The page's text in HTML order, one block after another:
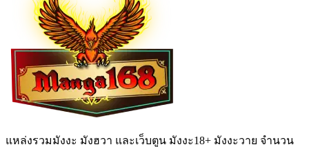
แหล่งรวมมังงะ มังฮวา และเว็บตูน มังงะ18+ มังงะวาย จำนวน